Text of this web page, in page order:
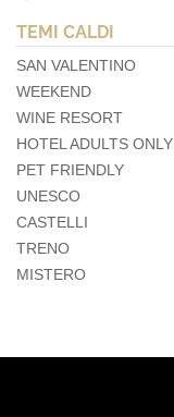
TEMI CALDI
SAN VALENTINO
WEEKEND
WINE RESORT
HOTEL ADULTS ONLY
PET FRIENDLY
UNESCO
CASTELLI
TRENO
MISTERO